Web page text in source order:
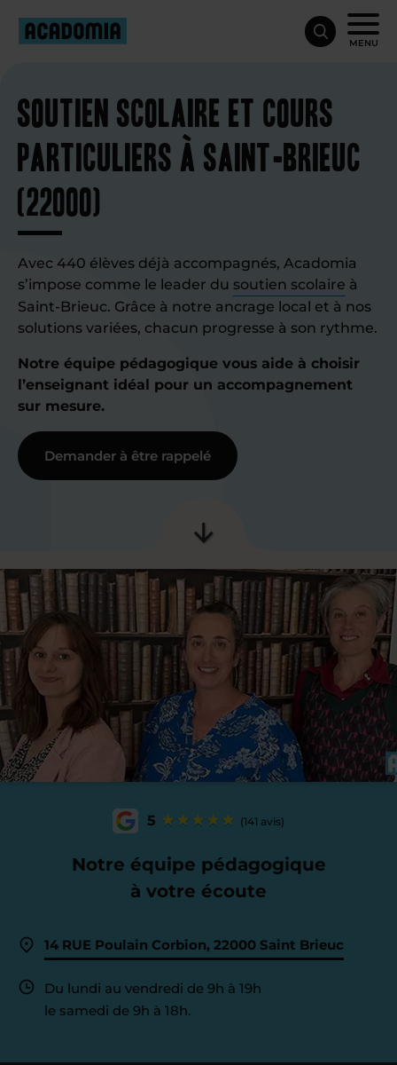
MENU
Soutien scolaire et cours
particuliers à Saint-Brieuc
(22000)
Avec 440 élèves déjà accompagnés, Acadomia
s’impose comme le leader du soutien scolaire à
Saint-Brieuc. Grâce à notre ancrage local et à nos
solutions variées, chacun progresse à son rythme.
Notre équipe pédagogique vous aide à choisir
l’enseignant idéal pour un accompagnement
sur mesure.
Demander à être rappelé
5 (141 avis)
Notre équipe pédagogique
à votre écoute
14 RUE Poulain Corbion, 22000 Saint Brieuc
Du lundi au vendredi de 9h à 19h
le samedi de 9h à 18h.